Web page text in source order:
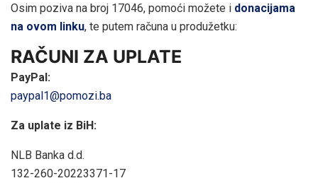
Osim poziva na broj 17046, pomoći možete i donacijama
na ovom linku, te putem računa u produžetku:
RAČUNI ZA UPLATE
PayPal:
paypal1@pomozi.ba
Za uplate iz BiH:
NLB Banka d.d.
132-260-20223371-17